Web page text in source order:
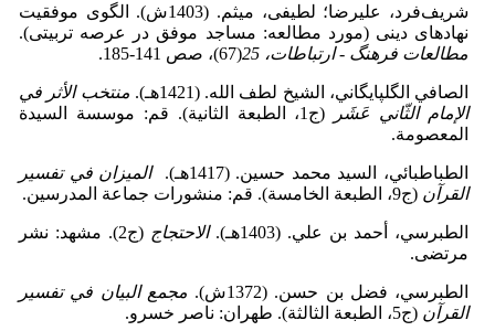
شریف‌فرد، علیرضا؛ لطیفی، میثم. (1403ش). الگوی موفقیت
نهادهای دینی (مورد مطالعه: مساجد موفق در عرصه تربیتی).
مطالعات فرهنگ - ارتباطات، 25
(67)، صص 141-185.
الصافي الگلپایگاني، الشيخ لطف الله. (1421هـ).
منتخب الأثر في
الإمام الثّاني عَشَر
(ج1، الطبعة الثانية). قم: موسسة السیدة
المعصومة.
الطباطبائي، السید محمد حسین. (1417هـ).
الميزان في تفسير
القرآن (ج9، الطبعة الخامسة). قم: منشورات جماعة المدرسین.
الطبرسي، أحمد بن علي. (1403هـ). الاحتجاج
(ج2). مشهد: نشر
مرتضى.
الطبرسي، فضل بن حسن. (1372ش).
مجمع البيان في تفسير
القرآن (ج5، الطبعة الثالثة). طهران: ناصر خسرو.